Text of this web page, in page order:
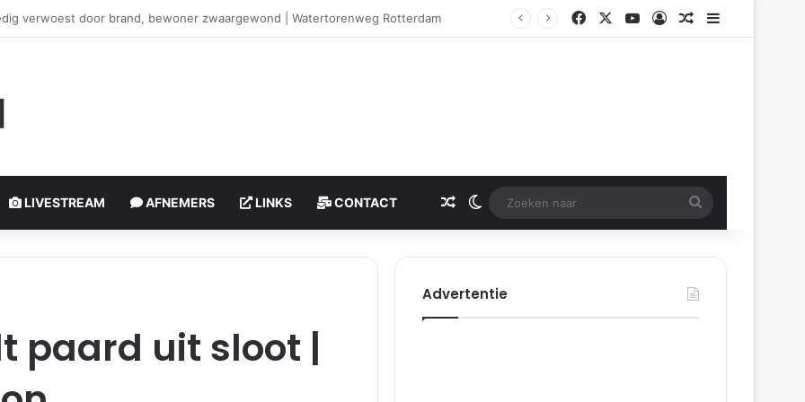
in duingebied | Oosterduinpad Ouddorp Facebook
X YouTubeLog InGerelateerd artikel
Sidebar
LIVESTREAM AFNEMERS LINKS CONTACT Gerelateerd artikel
Switch skin
Zoeken
naar
paard uit sloot |
Advertentie